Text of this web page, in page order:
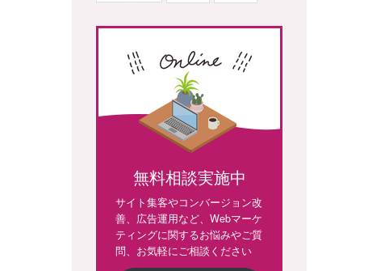
無料相談実施中
サイト集客やコンバージョン改
善、広告運用など、Webマーケ
ティングに関するお悩みやご質
問、お気軽にご相談ください